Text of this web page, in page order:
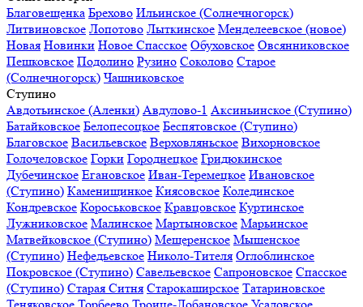
Благовещенка Брехово Ильинское (Солнечногорск)
Литвиновское Лопотово Лыткинское Менделеевское (новое)
Новая Новинки Новое Спасское Обуховское Овсянниковское
Пешковское Подолино Рузино Соколово Старое
(Солнечногорск) Чашниковское
Ступино
Авдотьинское (Аленки) Авдулово-1 Аксиньинское (Ступино)
Батайковское Белопесоцкое Беспятовское (Ступино)
Благовское Васильевское Верховляньское Вихорновское
Голочеловское Горки Городнецкое Гридюкинское
Дубечинское Егановское Иван-Теремецкое Ивановское
(Ступино) Каменищинкое Киясовское Колединское
Кондревское Короськовское Кравцовское Куртинское
Лужниковское Малинское Мартыновское Марьинское
Матвейковское (Ступино) Мещеренское Мышенское
(Ступино) Нефедьевское Николо-Тителя Оглоблинское
Покровское (Ступино) Савельевское Сапроновское Спасское
(Ступино) Старая Ситня Старокаширское Татариновское